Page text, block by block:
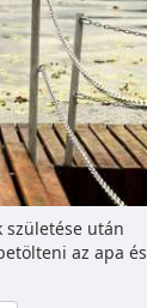
születése után
az apa és